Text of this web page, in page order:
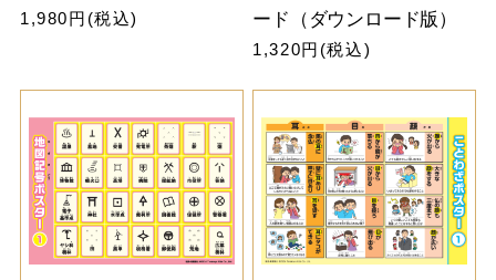
1,980円(税込)
ード（ダウンロード版）
1,320円(税込)